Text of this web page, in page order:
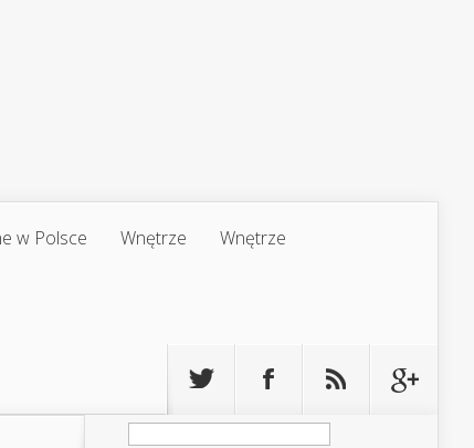
w Polsce Wnętrze Wnętrze
Szukaj: